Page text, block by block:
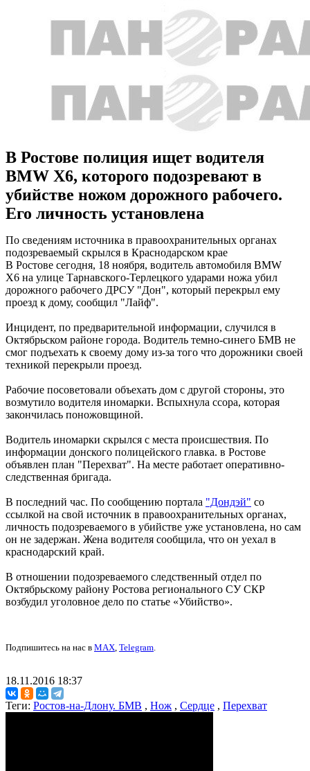
В Ростове полиция ищет водителя
BMW X6, которого подозревают в
убийстве ножом дорожного рабочего.
Его личность установлена
По сведениям источника в правоохранительных органах
подозреваемый скрылся в Краснодарском крае
В Ростове сегодня, 18 ноября, водитель автомобиля BMW
X6 на улице Тарнавского-Терлецкого ударами ножа убил
дорожного рабочего ДРСУ "Дон", который перекрыл ему
проезд к дому, сообщил "Лайф".
Инцидент, по предварительной информации, случился в
Октябрьском районе города. Водитель темно-синего БМВ не
смог подъехать к своему дому из-за того что дорожники своей
техникой перекрыли проезд.
Рабочие посоветовали объехать дом с другой стороны, это
возмутило водителя иномарки. Вспыхнула ссора, которая
закончилась поножовщиной.
Водитель иномарки скрылся с места происшествия. По
информации донского полицейского главка. в Ростове
объявлен план "Перехват". На месте работает оперативно-
следственная бригада.
В последний час. По сообщению портала "Дондэй" со
ссылкой на свой источник в правоохранительных органах,
личность подозреваемого в убийстве уже установлена, но сам
он не задержан. Жена водителя сообщила, что он уехал в
краснодарский край.
В отношении подозреваемого следственный отдел по
Октябрьскому району Ростова регионального СУ СКР
возбудил уголовное дело по статье «Убийство».
Подпишитесь на нас в MAX, Telegram.
18.11.2016 18:37
Теги: Ростов-на-Длону. БМВ , Нож , Сердце , Перехват